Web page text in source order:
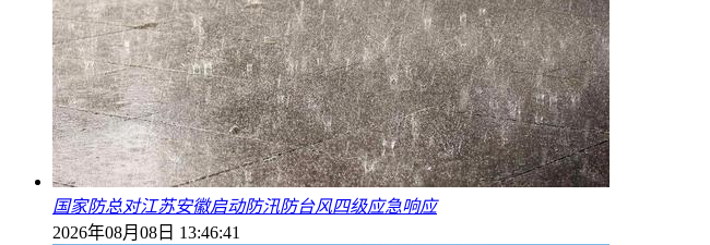
国家防总对江苏安徽启动防汛防台风四级应急响应
2026年08月08日 13:46:41